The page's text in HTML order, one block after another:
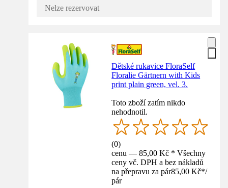
Nelze rezervovat
Dětské rukavice FloraSelf
Floralie Gärtnern with Kids
print plain green, vel. 3.
Toto zboží zatím nikdo
nehodnotil.
(0)
cenu — 85,00 Kč * Všechny
ceny vč. DPH a bez nákladů
na přepravu za pár85,00 Kč*/
pár